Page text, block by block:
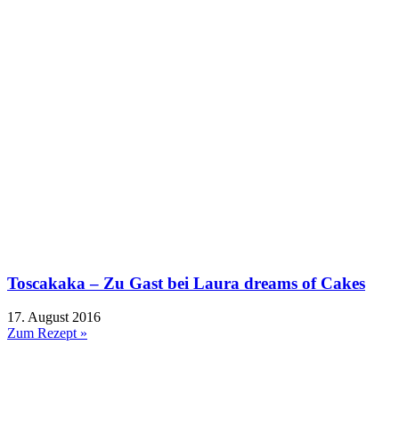
Toscakaka – Zu Gast bei Laura dreams of Cakes
17. August 2016
Zum Rezept »